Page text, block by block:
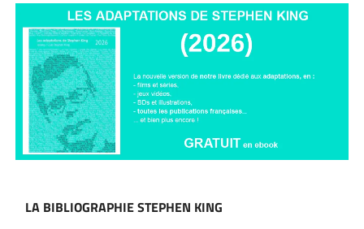
LA BIBLIOGRAPHIE STEPHEN KING